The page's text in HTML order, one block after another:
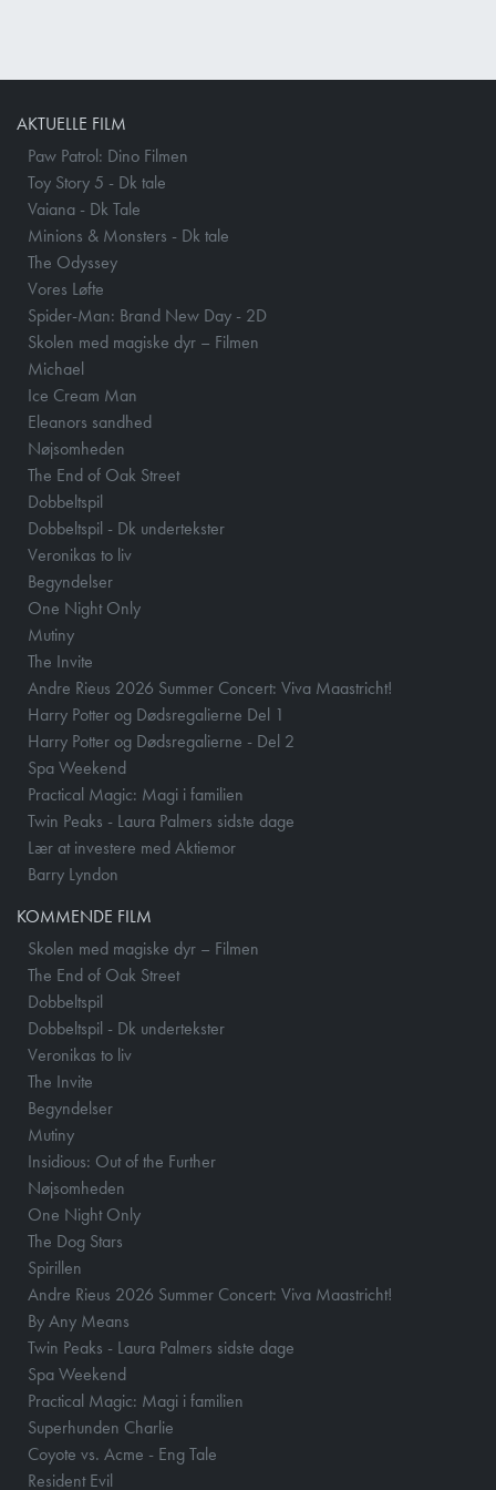
AKTUELLE FILM
Paw Patrol: Dino Filmen
Toy Story 5 - Dk tale
Vaiana - Dk Tale
Minions & Monsters - Dk tale
The Odyssey
Vores Løfte
Spider-Man: Brand New Day - 2D
Skolen med magiske dyr – Filmen
Michael
Ice Cream Man
Eleanors sandhed
Nøjsomheden
The End of Oak Street
Dobbeltspil
Dobbeltspil - Dk undertekster
Veronikas to liv
Begyndelser
One Night Only
Mutiny
The Invite
Andre Rieus 2026 Summer Concert: Viva Maastricht!
Harry Potter og Dødsregalierne Del 1
Harry Potter og Dødsregalierne - Del 2
Spa Weekend
Practical Magic: Magi i familien
Twin Peaks - Laura Palmers sidste dage
Lær at investere med Aktiemor
Barry Lyndon
KOMMENDE FILM
Skolen med magiske dyr – Filmen
The End of Oak Street
Dobbeltspil
Dobbeltspil - Dk undertekster
Veronikas to liv
The Invite
Begyndelser
Mutiny
Insidious: Out of the Further
Nøjsomheden
One Night Only
The Dog Stars
Spirillen
Andre Rieus 2026 Summer Concert: Viva Maastricht!
By Any Means
Twin Peaks - Laura Palmers sidste dage
Spa Weekend
Practical Magic: Magi i familien
Superhunden Charlie
Coyote vs. Acme - Eng Tale
Resident Evil